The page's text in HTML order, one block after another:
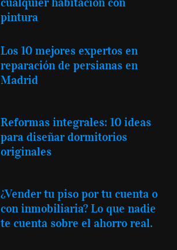
pintura
Los 10 mejores expertos en
reparación de persianas en
Madrid
Reformas integrales: 10 ideas
para diseñar dormitorios
originales
¿Vender tu piso por tu cuenta o
con inmobiliaria? Lo que nadie
te cuenta sobre el ahorro real.